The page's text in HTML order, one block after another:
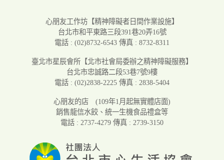
心朋友工作坊 【精神障礙者日間作業設施】
台北市和平東路三段391巷20弄16號
電話 : (02)8732-6543 傳真 : 8732-8311
臺北市星辰會所 【北市社會局委辦之精神障礙服務】
台北市忠誠路二段53巷7號9樓
電話 : (02)2838-2225 傳真 : 2838-5404
心朋友的店 (109年1月起無實體店面)
銷售龍信水餃、統一生機食品禮盒等
電話 : 2737-4279 傳真 : 2739-3150